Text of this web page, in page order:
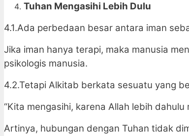
Tuhan Mengasihi Lebih Dulu
4.1.Ada perbedaan besar antara iman
Jika iman hanya terapi, maka manusia
psikologis manusia.
4.2.Tetapi Alkitab berkata sesuatu yang
“Kita mengasihi, karena Allah lebih dahulu
Artinya, hubungan dengan Tuhan tidak